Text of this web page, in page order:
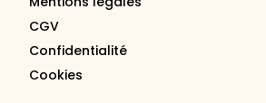
CGV
Confidentialité
Cookies